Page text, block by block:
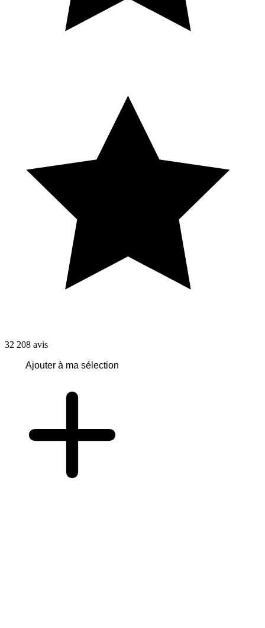
32 208 avis
Ajouter à ma sélection